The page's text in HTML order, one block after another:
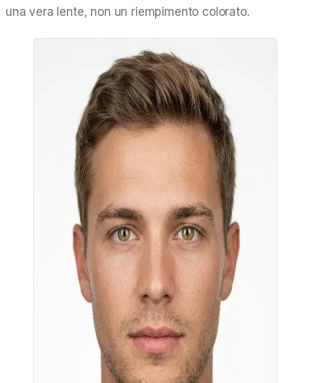
una vera lente, non un riempimento colorato.